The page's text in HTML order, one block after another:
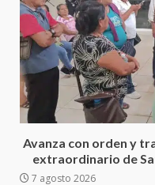
Avanza con orden y
extraordinario de
7 agosto 2026
3